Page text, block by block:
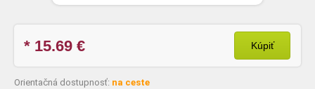
* 15.69 € Kúpiť
Orientačná dostupnosť: na ceste